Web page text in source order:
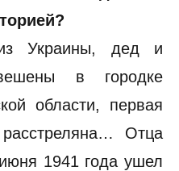
Украины, дед и
в городке
области, первая
Отца
1941 года ушел